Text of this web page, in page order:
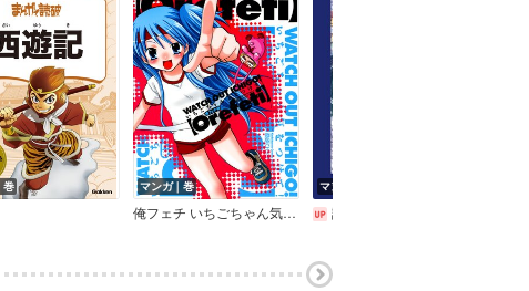
巻 マンガ｜巻
俺フェチ いちごちゃん気をつけて！
マンガ｜話
諸子百苑【分冊版】